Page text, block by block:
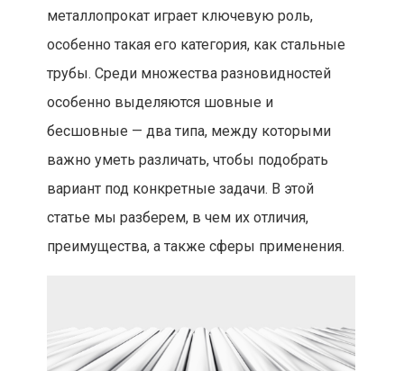
металлопрокат играет ключевую роль,
особенно такая его категория, как стальные
трубы. Среди множества разновидностей
особенно выделяются шовные и
бесшовные — два типа, между которыми
важно уметь различать, чтобы подобрать
вариант под конкретные задачи. В этой
статье мы разберем, в чем их отличия,
преимущества, а также сферы применения.